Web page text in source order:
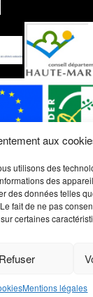
aux
utilisons des
des
des données telles
fait de ne pas
certaines
Refuser
Mentions légales